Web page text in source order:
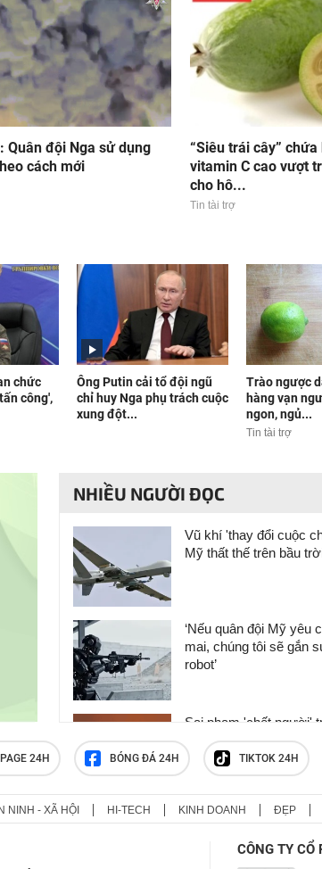
Quân đội Nga sử dụng
cách mới
“Siêu trái cây”
vitamin C cao vượt
cho hô...
Tin tài trợ
chức
công',
Ông Putin cải tổ đội ngũ
chỉ huy Nga phụ trách cuộc
xung đột...
Trào ngược
hàng vạn
ngon, ngủ...
Tin tài trợ
NHIỀU NGƯỜI ĐỌC
Vũ khí 'thay đổi cuộc
Mỹ thất thế trên bầu
‘Nếu quân đội Mỹ yêu
mai, chúng tôi sẽ gắn
robot’
Sai phạm 'chết người'
kho đạn gần Kiev
dân cư bị ‘xóa sổ’
Nga choáng váng vì
đến" của Ukraine
24H BÓNG ĐÁ 24H TIKTOK 24H
NINH - XÃ HỘI HI-TECH KINH DOANH ĐẸP
CÔNG TY CỔ